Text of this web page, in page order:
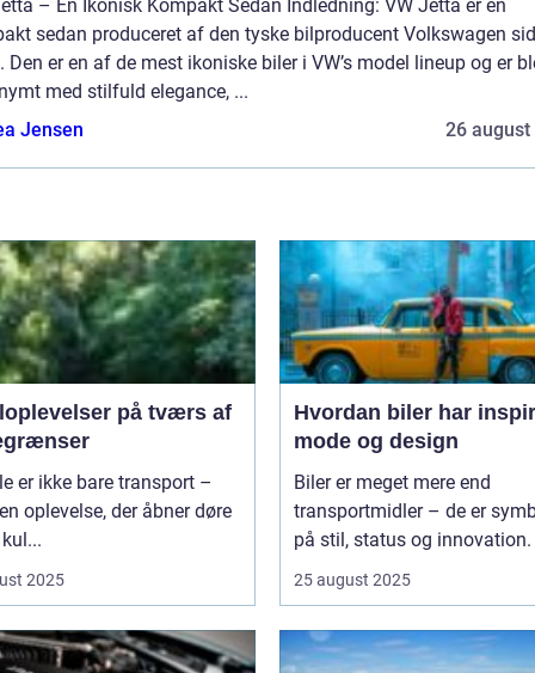
– En Ikonisk Kompakt Sedan Indledning: VW Jetta er en
sedan produceret af den tyske bilproducent Volkswagen
Den er en af de mest ikoniske biler i VW’s model lineup og er
med stilfuld elegance, ...
Jensen
26 august
på tværs af
er ikke bare transport –
oplevelse, der åbner døre
2025
Hvordan biler har
mode og design
Biler er meget mere end
transportmidler – de er
på stil, status og innovation.
25 august 2025